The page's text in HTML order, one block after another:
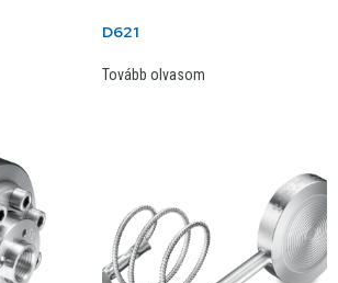
D621
Tovább olvasom